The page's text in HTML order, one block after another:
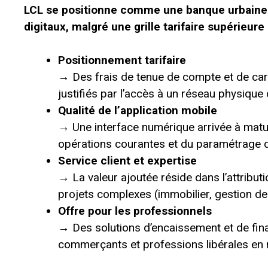
LCL se positionne comme une banque
digitaux, malgré une grille tarifaire
Positionnement tarifaire
→ Des frais de tenue de compte et de
justifiés par l’accès à un réseau physique
Qualité de l’application mobile
→ Une interface numérique arrivée à
opérations courantes et du paramétrage
Service client et expertise
→ La valeur ajoutée réside dans
projets complexes (immobilier, gestion
Offre pour les professionnels
→ Des solutions d’encaissement et de
commerçants et professions libérales en